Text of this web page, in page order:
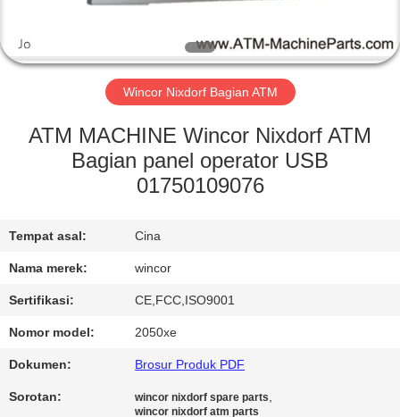
TUR
KONTROL
HUBUNGI
KAMI
BERITA
Wincor Nixdorf Bagian ATM
ATM MACHINE Wincor Nixdorf ATM
Bagian panel operator USB
01750109076
Tempat asal: Cina
Nama merek: wincor
Sertifikasi: CE,FCC,ISO9001
Nomor model: 2050xe
Dokumen: Brosur Produk PDF
Sorotan: wincor nixdorf spare parts,
wincor nixdorf atm parts